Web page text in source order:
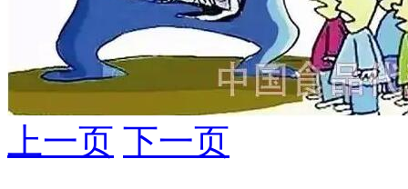
上一页 下一页